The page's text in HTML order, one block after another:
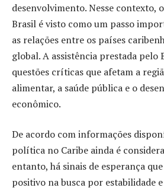
desenvolvimento. Nesse contexto,
Brasil é visto como um passo
as relações entre os países
global. A assistência prestada pelo
questões críticas que afetam a
alimentar, a saúde pública e o
econômico.
De acordo com informações
política no Caribe ainda é
entanto, há sinais de esperança
positivo na busca por estabilidade